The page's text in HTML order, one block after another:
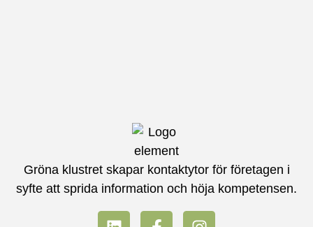
Gröna klustret skapar kontaktytor för företagen i
syfte att sprida information och höja kompetensen.